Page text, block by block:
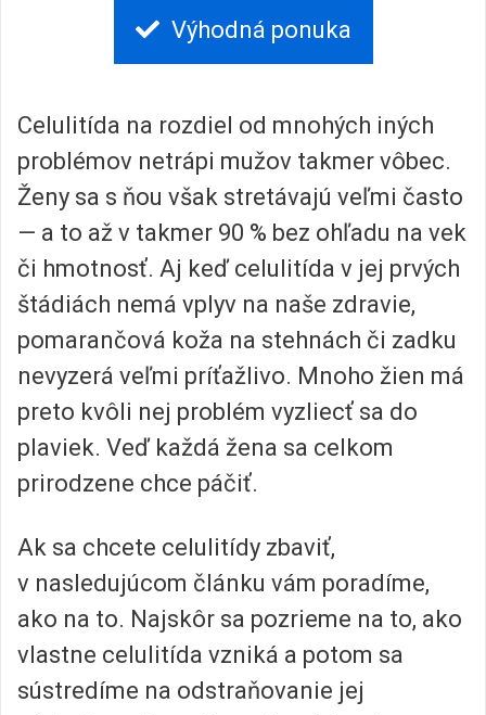
Výhodná ponuka
Celulitída na rozdiel od mnohých iných
problémov netrápi mužov takmer vôbec.
Ženy sa s ňou však stretávajú veľmi často
— a to až v takmer 90 % bez ohľadu na vek
či hmotnosť. Aj keď celulitída v jej prvých
štádiách nemá vplyv na naše zdravie,
pomarančová koža na stehnách či zadku
nevyzerá veľmi príťažlivo. Mnoho žien má
preto kvôli nej problém vyzliecť sa do
plaviek. Veď každá žena sa celkom
prirodzene chce páčiť.
Ak sa chcete celulitídy zbaviť,
v nasledujúcom článku vám poradíme,
ako na to. Najskôr sa pozrieme na to, ako
vlastne celulitída vzniká a potom sa
sústredíme na odstraňovanie jej